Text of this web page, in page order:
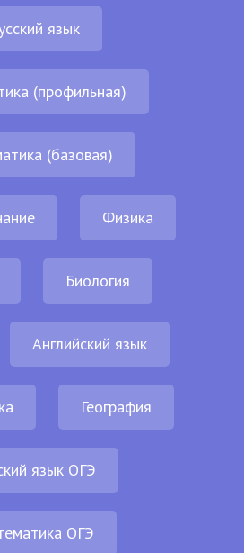
язык
(профильная)
(базовая)
Физика
Биология
Английский язык
География
язык ОГЭ
ОГЭ